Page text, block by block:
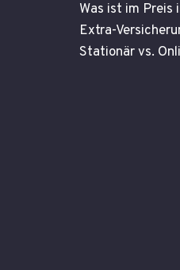
Was ist im Preis
Extra-
Stationär vs.